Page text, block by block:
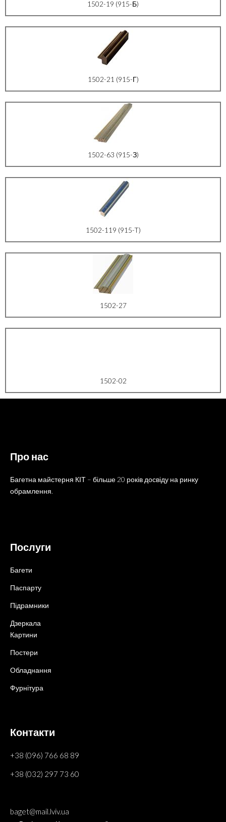
1502-19 (915-Б)
1502-21 (915-Г)
1502-63 (915-З)
1502-119 (915-T)
1502-27
1502-02
Про нас
Багетна майстерня КІТ – більше 20 років досвіду на ринку
обрамлення.
Послуги
Багети
Паспарту
Підрамники
Дзеркала
Картини
Постери
Обладнання
Фурнітура
Контакти
+38 (096) 766 68 89
+38 (032) 297 73 60
baget@mail.lviv.ua